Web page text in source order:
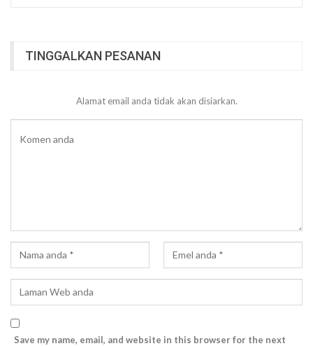
TINGGALKAN PESANAN
Alamat email anda tidak akan disiarkan.
Save my name, email, and website in this browser for the next